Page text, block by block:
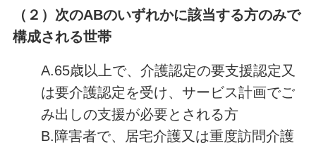
（２）次のABのいずれかに該当する方のみで
構成される世帯
A.65歳以上で、介護認定の要支援認定又
は要介護認定を受け、サービス計画でご
み出しの支援が必要とされる方
B.障害者で、居宅介護又は重度訪問介護